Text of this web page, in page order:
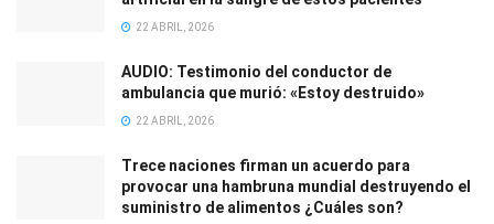
22 ABRIL, 2026
AUDIO: Testimonio del conductor de
ambulancia que murió: «Estoy destruido»
22 ABRIL, 2026
Trece naciones firman un acuerdo para
provocar una hambruna mundial destruyendo el
suministro de alimentos ¿Cuáles son?